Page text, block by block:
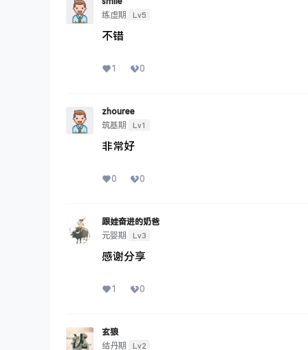
练虚期
Lv5
不错
1 0
zhouree
筑基期
Lv1
非常好
0 0
跟娃奋进的奶爸
元婴期
Lv3
感谢分享
1 0
玄狼
结丹期
Lv2